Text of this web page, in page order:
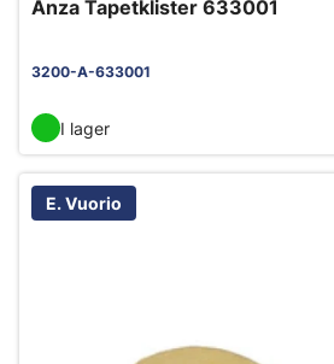
Anza Tapetklister 633001
3200-A-633001
I lager
E. Vuorio